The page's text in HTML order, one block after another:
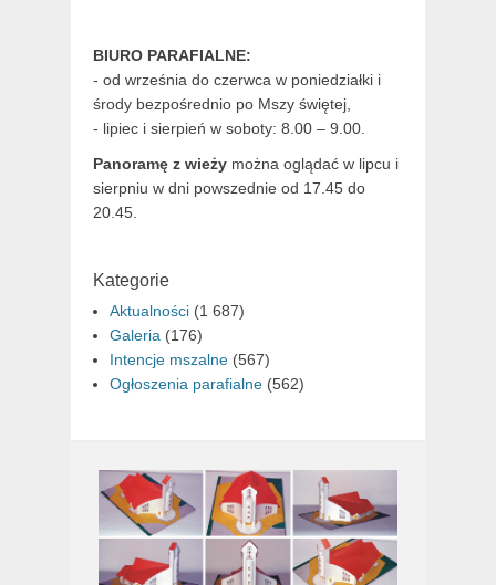
BIURO PARAFIALNE:
- od września do czerwca w poniedziałki i
środy bezpośrednio po Mszy świętej,
- lipiec i sierpień w soboty: 8.00 – 9.00.
Panoramę z wieży można oglądać w lipcu i
sierpniu w dni powszednie od 17.45 do
20.45.
Kategorie
Aktualności (1 687)
Galeria (176)
Intencje mszalne (567)
Ogłoszenia parafialne (562)